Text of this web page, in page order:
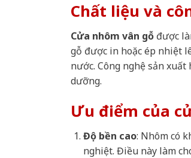
Chất liệu và
Cửa nhôm vân gỗ được
gỗ được in hoặc ép nhiệt
nước. Công nghệ sản
dưỡng.
Ưu điểm của
Độ bền cao: Nhôm có
nghiệt. Điều này làm